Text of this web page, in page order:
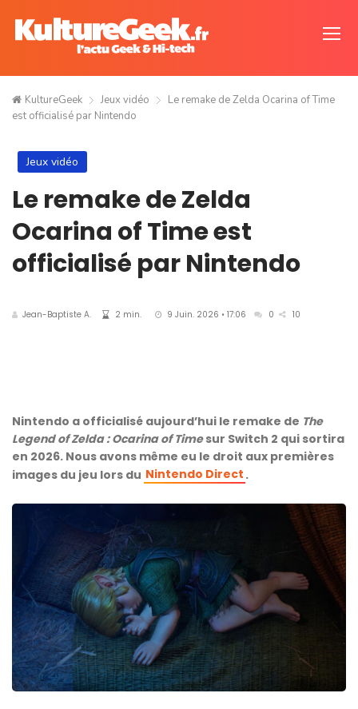
KultureGeek Jeux vidéo
Le remake de Zelda Ocarina of Time
est officialisé par Nintendo
Jeux vidéo
Le remake de Zelda
Ocarina of Time est
officialisé par Nintendo
Jean-Baptiste A. 2 min. 9 Juin. 2026 • 17:06 0 10
Nintendo a officialisé aujourd’hui le remake de The
Legend of Zelda : Ocarina of Timesur Switch 2 qui sortira
en 2026. Nous avons même eu le droit aux premières
images du jeu lors du Nintendo Direct .